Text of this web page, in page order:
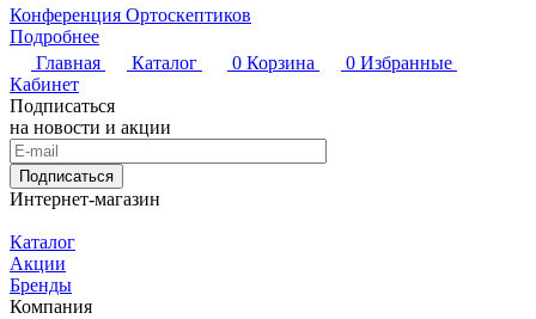
Конференция Ортоскептиков
Подробнее
Главная
Каталог 0 Корзина 0 Избранные
Кабинет
Подписаться
на новости и акции
Подписаться
Интернет-магазин
Каталог
Акции
Бренды
Компания